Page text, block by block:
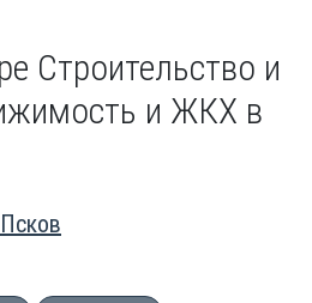
Строительство и
и ЖКХ в